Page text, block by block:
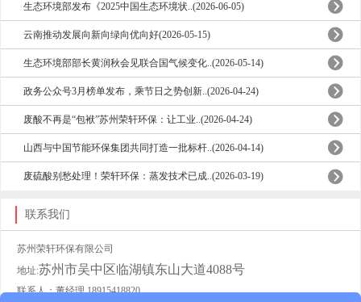
生态环境部发布《2025中国生态环境状..(2026-06-05)
云南推动发展向新向绿向优向好(2026-05-15)
生态环境部部长黄润秋会见联合国气候变化..(2026-05-14)
政务公众号3月榜单发布，乘节日之势创新..(2026-04-24)
废酸不再是“包袱”苏州荣轩环保：让工业..(2026-04-24)
山西与中国节能环保集团共同打造一批标杆..(2026-04-14)
废硫酸别愁处理！荣轩环保：蒸发技术已成..(2026-03-19)
联系我们
苏州荣轩环保有限公司
地址:苏州市吴中区临湖镇东山大道4088号
联系人：董经理 18915418820